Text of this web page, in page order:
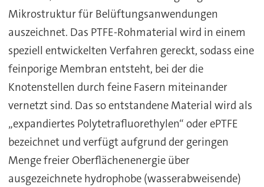
Mikrostruktur für Belüftungsanwendungen
auszeichnet. Das PTFE-Rohmaterial wird in einem
speziell entwickelten Verfahren gereckt, sodass eine
feinporige Membran entsteht, bei der die
Knotenstellen durch feine Fasern miteinander
vernetzt sind. Das so entstandene Material wird als
„expandiertes Polytetrafluorethylen“ oder ePTFE
bezeichnet und verfügt aufgrund der geringen
Menge freier Oberflächenenergie über
ausgezeichnete hydrophobe (wasserabweisende)